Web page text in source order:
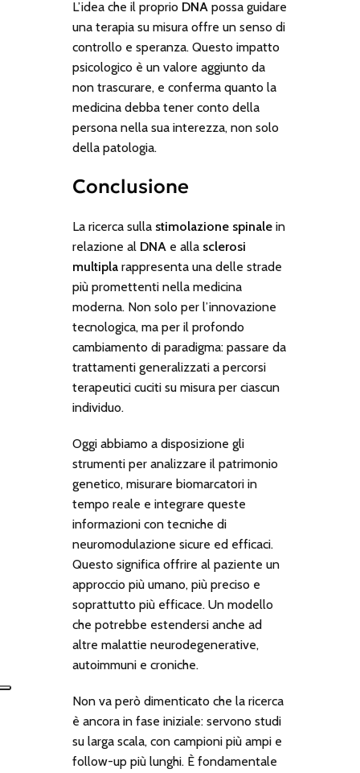
L’idea che il proprio DNApossa guidare
una terapia su misura offre un senso di
controllo e speranza. Questo impatto
psicologico è un valore aggiunto da
non trascurare, e conferma quanto la
medicina debba tener conto della
persona nella sua interezza, non solo
della patologia.
Conclusione
La ricerca sulla stimolazione spinalein
relazione al DNAe alla sclerosi
multiplarappresenta una delle strade
più promettenti nella medicina
moderna. Non solo per l’innovazione
tecnologica, ma per il profondo
cambiamento di paradigma: passare da
trattamenti generalizzati a percorsi
terapeutici cuciti su misura per ciascun
individuo.
Oggi abbiamo a disposizione gli
strumenti per analizzare il patrimonio
genetico, misurare biomarcatori in
tempo reale e integrare queste
informazioni con tecniche di
neuromodulazione sicure ed efficaci.
Questo significa offrire al paziente un
approccio più umano, più preciso e
soprattutto più efficace. Un modello
che potrebbe estendersi anche ad
altre malattie neurodegenerative,
autoimmuni e croniche.
Non va però dimenticato che la ricerca
è ancora in fase iniziale: servono studi
su larga scala, con campioni più ampi e
follow-up più lunghi. È fondamentale